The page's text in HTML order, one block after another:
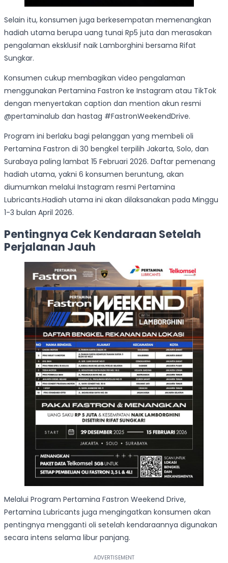
Selain itu, konsumen juga berkesempatan memenangkan
hadiah utama berupa uang tunai Rp5 juta dan merasakan
pengalaman eksklusif naik Lamborghini bersama Rifat
Sungkar.
Konsumen cukup membagikan video pengalaman
menggunakan Pertamina Fastron ke Instagram atau TikTok
dengan menyertakan caption dan mention akun resmi
@pertaminalub dan hastag #FastronWeekendDrive.
Program ini berlaku bagi pelanggan yang membeli oli
Pertamina Fastron di 30 bengkel terpilih Jakarta, Solo, dan
Surabaya paling lambat 15 Februari 2026. Daftar pemenang
hadiah utama, yakni 6 konsumen beruntung, akan
diumumkan melalui Instagram resmi Pertamina
Lubricants.Hadiah utama ini akan dilaksanakan pada Minggu
1-3 bulan April 2026.
Pentingnya Cek Kendaraan Setelah
Perjalanan Jauh
Melalui Program Pertamina Fastron Weekend Drive,
Pertamina Lubricants juga mengingatkan konsumen akan
pentingnya mengganti oli setelah kendaraannya digunakan
secara intens selama libur panjang.